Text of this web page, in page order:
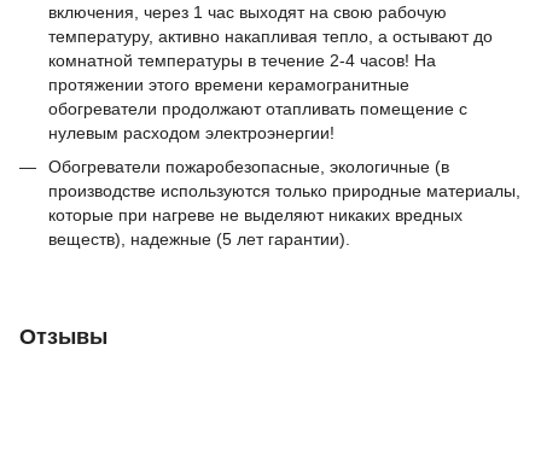
включения, через 1 час выходят на свою рабочую
температуру, активно накапливая тепло, а остывают до
комнатной температуры в течение 2-4 часов! На
протяжении этого времени керамогранитные
обогреватели продолжают отапливать помещение с
нулевым расходом электроэнергии!
Обогреватели пожаробезопасные, экологичные (в
производстве используются только природные материалы,
которые при нагреве не выделяют никаких вредных
веществ), надежные (5 лет гарантии).
Отзывы